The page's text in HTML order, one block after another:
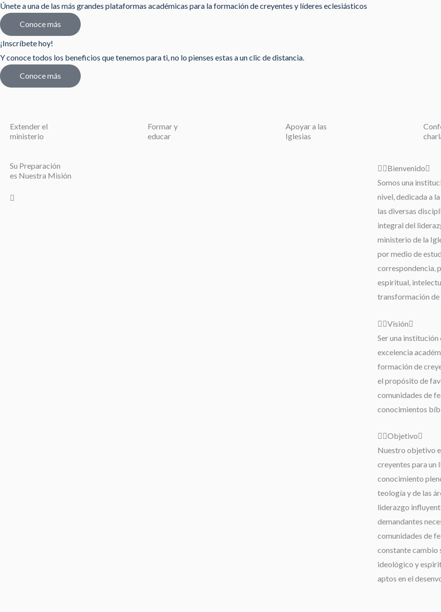
Únete a una de las más grandes plataformas académicas para la formación de creyentes y líderes eclesiásticos
Conoce más
¡Inscríbete hoy!
Y conoce todos los beneficios que tenemos para ti, no lo pienses estas a un clic de distancia.
Conoce más
Extender el
ministerio
Formar y
educar
Apoyar a las
Iglesias
Su Preparación
es Nuestra Misión
Bienvenido
Somos una
nivel, dedicada a
las diversas
integral del
ministerio de la
por medio de
correspondencia,
espiritual,
transformación
Visión
Ser una institución
excelencia
formación de
el propósito de
comunidades de
conocimientos
Objetivo
Nuestro objetivo
creyentes para un
conocimiento
teología y de las
liderazgo
demandantes
comunidades de
constante cambio
ideológico y
aptos en el